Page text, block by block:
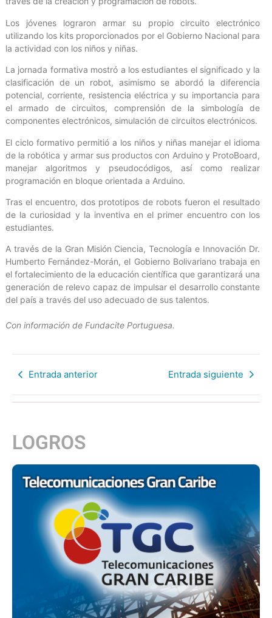
Los jóvenes lograron armar su propio circuito electrónico
utilizando los kits proporcionados por el Gobierno Nacional para
la actividad con los niños y niñas.
La jornada formativa mostró a los estudiantes el significado y la
clasificación de un robot, asimismo se abordó la diferencia
potencial, corriente, resistencia eléctrica y su importancia para
el armado de circuitos, comprensión de la simbología de
componentes electrónicos, simulación de circuitos electrónicos.
El ciclo formativo permitió a los niños y niñas manejar el idioma
de la robótica y armar sus productos con Arduino y ProtoBoard,
manejar algoritmos y pseudocódigos, así como realizar
programación en bloque orientada a Arduino.
Tras el encuentro, dos prototipos de robots fueron el resultado
de la curiosidad y la inventiva en el primer encuentro con los
estudiantes.
A través de la Gran Misión Ciencia, Tecnología e Innovación Dr.
Humberto Fernández-Morán, el Gobierno Bolivariano trabaja en
el fortalecimiento de la educación científica que garantizará una
generación de relevo capaz de impulsar el desarrollo constante
del país a través del uso adecuado de sus talentos.
Con información de Fundacite Portuguesa.
Entrada anterior Entrada siguiente
LOGROS